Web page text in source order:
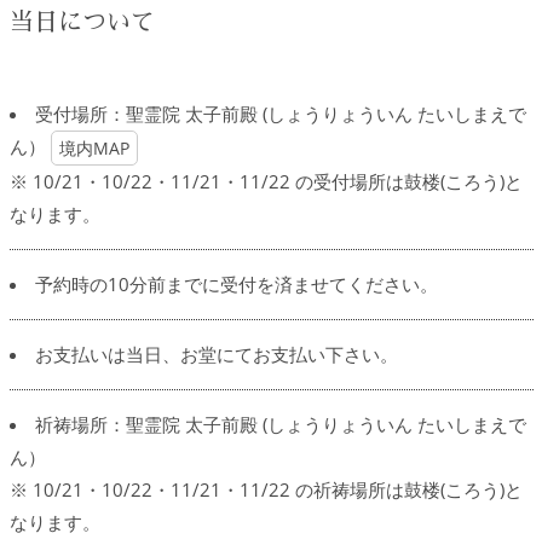
当日について
受付場所：聖霊院 太子前殿 (しょうりょういん たいしまえで
ん）
境内MAP
※ 10/21・10/22・11/21・11/22 の受付場所は鼓楼(ころう)と
なります。
予約時の10分前までに受付を済ませてください。
お支払いは当日、お堂にてお支払い下さい。
祈祷場所：聖霊院 太子前殿 (しょうりょういん たいしまえで
ん）
※ 10/21・10/22・11/21・11/22 の祈祷場所は鼓楼(ころう)と
なります。